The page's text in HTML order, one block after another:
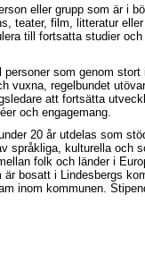
eller grupp som är i
teater, film, litteratur
till fortsatta studier
personer som genom stort
vuxna, regelbundet
att fortsätta
och engagemang.
20 år utdelas som
språkliga, kulturella och
folk och länder i
bosatt i Lindesbergs
inom kommunen.